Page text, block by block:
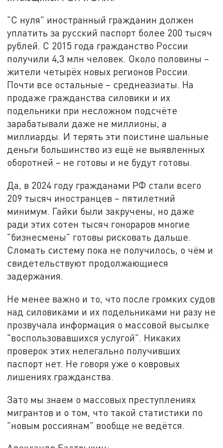
"С нуля" иностранный гражданин должен
уплатить за русский паспорт более 200 тысяч
рублей. С 2015 года гражданство России
получили 4,3 млн человек. Около половины –
жители четырёх новых регионов России.
Почти все остальные – среднеазиаты. На
продаже гражданства силовики и их
подельники при несложном подсчёте
зарабатывали даже не миллионы, а
миллиарды. И терять эти поистине шальные
деньги большинство из ещё не выявленных
оборотней – не готовы и не будут готовы.
Да, в 2024 году гражданами РФ стали всего
209 тысяч иностранцев – пятилетний
минимум. Гайки были закручены, но даже
ради этих сотен тысяч гонораров многие
"бизнесмены" готовы рисковать дальше.
Сломать систему пока не получилось, о чём и
свидетельствуют продолжающиеся
задержания.
Не менее важно и то, что после громких судов
над силовиками и их подельниками ни разу не
прозвучала информация о массовой высылке
"воспользовавшихся услугой". Никаких
проверок этих нелегально получивших
паспорт нет. Не говоря уже о ковровых
лишениях гражданства.
Зато мы знаем о массовых преступлениях
мигрантов и о том, что такой статистики по
"новым россиянам" вообще не ведётся.